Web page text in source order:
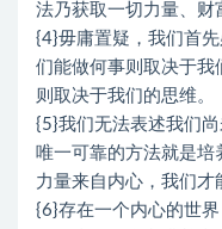
法乃获取一切力量、财
{4}毋庸置疑，我们首
们能做何事则取决于我
则取决于我们的思维。
{5}我们无法表述我们
唯一可靠的方法就是培
力量来自内心，我们才
{6}存在一个内心的世